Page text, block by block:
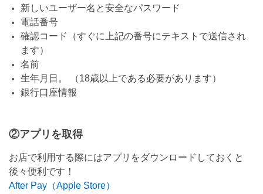
新しいユーザー名と安全なパスワード
電話番号
確認コード（すぐに上記の番号にテキストで送信され
ます）
名前
生年月日。 （18歳以上である必要があります）
銀行口座情報
②アプリを取得
お店で利用する際にはアプリをダウンロードしておくと
後々便利です！
After Pay（Apple Store）